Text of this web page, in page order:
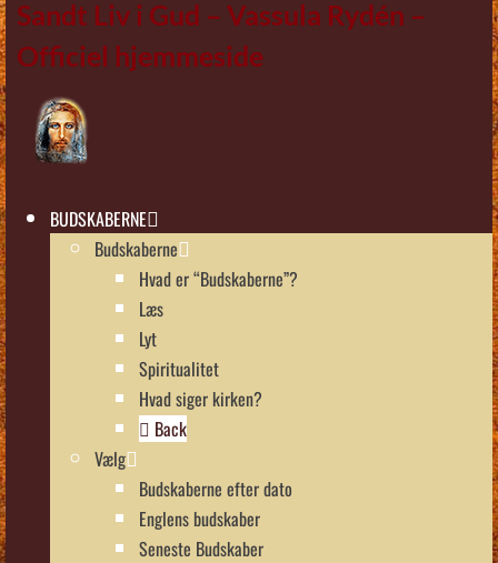
Sandt Liv i Gud – Vassula Rydén –
Officiel hjemmeside
BUDSKABERNE
Budskaberne
Hvad er “Budskaberne”?
Læs
Lyt
Spiritualitet
Hvad siger kirken?
Back
Vælg
Budskaberne efter dato
Englens budskaber
Seneste Budskaber